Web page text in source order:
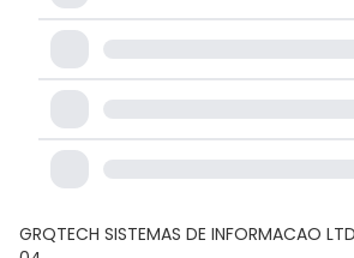
GRQTECH SISTEMAS DE INFORMACAO